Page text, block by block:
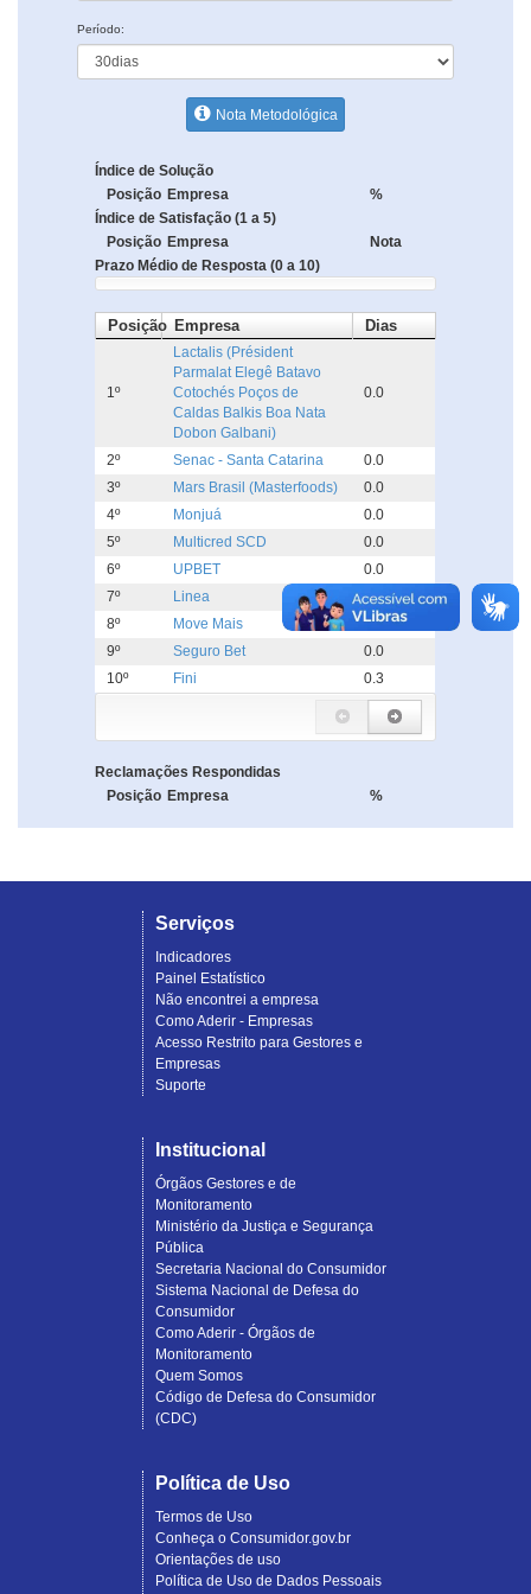
Período:
Nota Metodológica
Índice de Solução
Posição Empresa
%
Índice de Satisfação (1 a 5)
Posição Empresa
Nota
Prazo Médio de Resposta (0 a 10)
Posição Empresa Dias
1º
Lactalis (Président
Parmalat Elegê Batavo
Cotochés Poços de
Caldas Balkis Boa Nata
Dobon Galbani)
0.0
2º Senac - Santa Catarina
0.0
3º
Mars Brasil (Masterfoods)
0.0
4º
Monjuá
0.0
5º
Multicred SCD
0.0
6º
UPBET
0.0
7º
Linea
0.0
8º
Move Mais
0.0
9º
Seguro Bet
0.0
10º
Fini 0.3
Reclamações Respondidas
Posição Empresa %
Serviços
Indicadores
Painel Estatístico
Não encontrei a empresa
Como Aderir - Empresas
Acesso Restrito para Gestores e
Empresas
Suporte
Institucional
Órgãos Gestores e de
Monitoramento
Ministério da Justiça e Segurança
Pública
Secretaria Nacional do Consumidor
Sistema Nacional de Defesa do
Consumidor
Como Aderir - Órgãos de
Monitoramento
Quem Somos
Código de Defesa do Consumidor
(CDC)
Política de Uso
Termos de Uso
Conheça o Consumidor.gov.br
Orientações de uso
Política de Uso de Dados Pessoais